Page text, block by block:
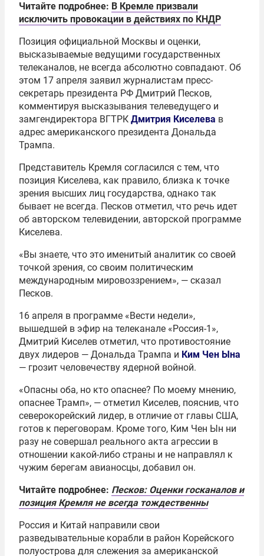
Читайте подробнее: В Кремле призвали
исключить провокации в действиях по КНДР
Позиция официальной Москвы и оценки,
высказываемые ведущими государственных
телеканалов, не всегда абсолютно совпадают. Об
этом 17 апреля заявил журналистам пресс-
секретарь президента РФ Дмитрий Песков,
комментируя высказывания телеведущего и
замгендиректора ВГТРК Дмитрия Киселева в
адрес американского президента Дональда
Трампа.
Представитель Кремля согласился с тем, что
позиция Киселева, как правило, близка к точке
зрения высших лиц государства, однако так
бывает не всегда. Песков отметил, что речь идет
об авторском телевидении, авторской программе
Киселева.
«Вы знаете, что это именитый аналитик со своей
точкой зрения, со своим политическим
международным мировоззрением», — сказал
Песков.
16 апреля в программе «Вести недели»,
вышедшей в эфир на телеканале «Россия-1»,
Дмитрий Киселев отметил, что противостояние
двух лидеров — Дональда Трампа и Ким Чен Ына
— грозит человечеству ядерной войной.
«Опасны оба, но кто опаснее? По моему мнению,
опаснее Трамп», — отметил Киселев, пояснив, что
северокорейский лидер, в отличие от главы США,
готов к переговорам. Кроме того, Ким Чен Ын ни
разу не совершал реального акта агрессии в
отношении какой-либо страны и не направлял к
чужим берегам авианосцы, добавил он.
Читайте подробнее: Песков: Оценки госканалов и
позиция Кремля не всегда тождественны
Россия и Китай направили свои
разведывательные корабли в район Корейского
полуострова для слежения за американской